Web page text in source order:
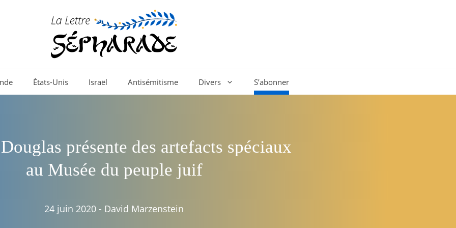
États-Unis Israël Antisémitisme Divers S’abonner
présente des artefacts spéciaux
au Musée du peuple juif
24 juin 2020 - David Marzenstein